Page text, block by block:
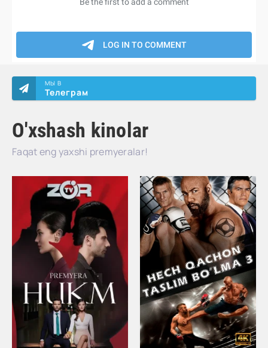
O'xshash kinolar
Faqat eng yaxshi premyeralar!
МЫ В
Телеграм